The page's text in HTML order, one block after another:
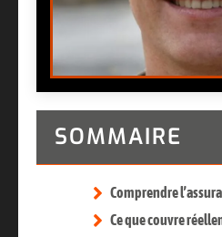
SOMMAIRE
Comprendre
Ce que couvre